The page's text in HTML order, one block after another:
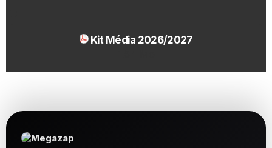
Kit Média 2026/2027